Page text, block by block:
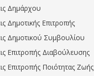
Δημάρχου
Δημοτικής Επιτροπής
Δημοτικού Συμβουλίου
Επιτροπής Διαβούλευσης
Επιτροπής Ποιότητας Ζωής